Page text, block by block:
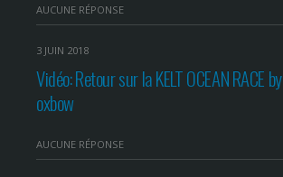
AUCUNE RÉPONSE
3 JUIN 2018
Vidéo: Retour sur la KELT OCEAN RACE by
oxbow
AUCUNE RÉPONSE